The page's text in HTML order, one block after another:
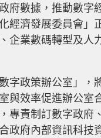
府數據，推動數字
經濟發展委員會」
企業數碼轉型及人
字政策辦公室」，
與效率促進辦公室
專責制訂數字政府
政府內部資訊科技